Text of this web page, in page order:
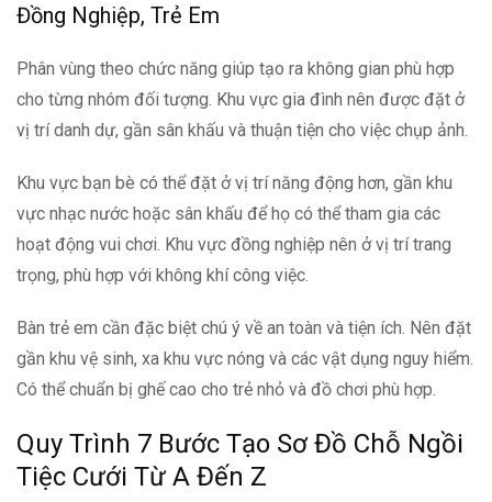
Đồng Nghiệp, Trẻ Em
Phân vùng theo chức năng giúp tạo ra không gian phù hợp
cho từng nhóm đối tượng. Khu vực gia đình nên được đặt ở
vị trí danh dự, gần sân khấu và thuận tiện cho việc chụp ảnh.
Khu vực bạn bè có thể đặt ở vị trí năng động hơn, gần khu
vực nhạc nước hoặc sân khấu để họ có thể tham gia các
hoạt động vui chơi. Khu vực đồng nghiệp nên ở vị trí trang
trọng, phù hợp với không khí công việc.
Bàn trẻ em cần đặc biệt chú ý về an toàn và tiện ích. Nên đặt
gần khu vệ sinh, xa khu vực nóng và các vật dụng nguy hiểm.
Có thể chuẩn bị ghế cao cho trẻ nhỏ và đồ chơi phù hợp.
Quy Trình 7 Bước Tạo Sơ Đồ Chỗ Ngồi
Tiệc Cưới Từ A Đến Z